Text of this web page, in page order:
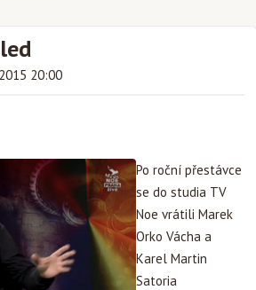
20:00
Po roční přestávce
se do studia TV
Noe vrátili Marek
Orko Vácha a
Karel Martin
Satoria